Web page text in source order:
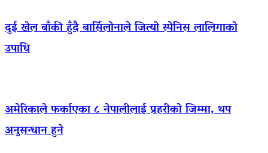
दुई खेल बाँकी हुँदै बार्सिलोनाले जित्यो स्पेनिस लालिगाको
उपाधि
अमेरिकाले फर्काएका ८ नेपालीलाई प्रहरीको जिम्मा, थप
अनुसन्धान हुने